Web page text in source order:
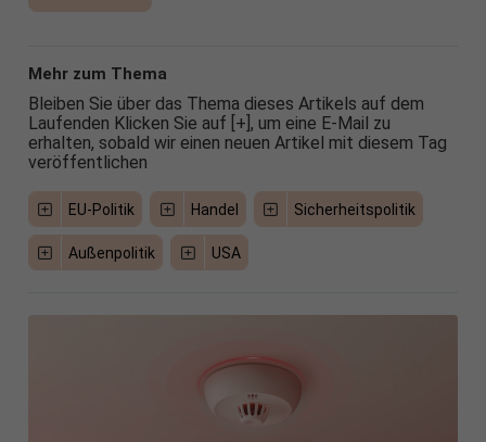
Mehr zum Thema
Bleiben Sie über das Thema dieses Artikels auf dem
Laufenden Klicken Sie auf [+], um eine E-Mail zu
erhalten, sobald wir einen neuen Artikel mit diesem Tag
veröffentlichen
EU-Politik Handel Sicherheitspolitik
Außenpolitik USA